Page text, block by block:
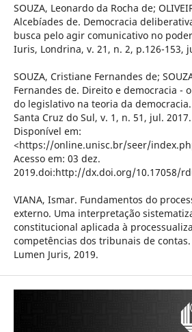
SOUZA, Leonardo da Rocha de;
Alcebíades de. Democracia
busca pelo agir comunicativo no
Iuris, Londrina, v. 21, n. 2, p.126-153,
SOUZA, Cristiane Fernandes de;
Fernandes de. Direito e democracia -
do legislativo na teoria da
Santa Cruz do Sul, v. 1, n. 51, jul.
Disponível em:
<https://online.unisc.br/seer/
Acesso em: 03 dez.
2019.doi:http://dx.doi.org/10.17058/
VIANA, Ismar. Fundamentos do
externo. Uma interpretação
constitucional aplicada à
competências dos tribunais de contas.
Lumen Juris, 2019.